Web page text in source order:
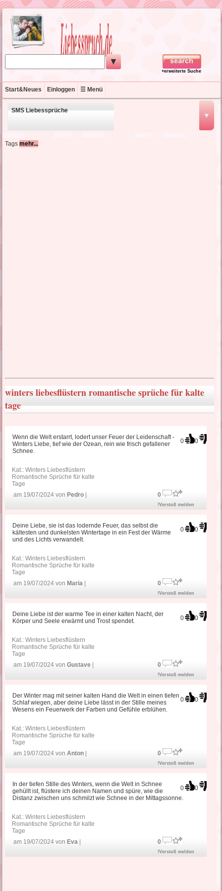
▼
+erweiterte Suche
Start&Neues Einloggen ☰ Menü
▼
SMS Liebessprüche
schöne Liebessprüche
Liebeskummer Sprüche
Tagsmehr...
winters liebesflüstern romantische sprüche für kalte
tage
0 0
Wenn die Welt erstarrt, lodert unser Feuer der Leidenschaft -
Winters Liebe, tief wie der Ozean, rein wie frisch gefallener
Schnee.
Kat.:Winters Liebesflüstern
Romantische Sprüche für kalte
Tage
am 19/07/2024 von Pedro 0
!Verstoß melden
0 0
Deine Liebe, sie ist das lodernde Feuer, das selbst die
kältesten und dunkelsten Wintertage in ein Fest der Wärme
und des Lichts verwandelt.
Kat.:Winters Liebesflüstern
Romantische Sprüche für kalte
Tage
am 19/07/2024 von Maria 0
!Verstoß melden
0 0
Deine Liebe ist der warme Tee in einer kalten Nacht, der
Körper und Seele erwärmt und Trost spendet.
Kat.:Winters Liebesflüstern
Romantische Sprüche für kalte
Tage
am 19/07/2024 vonGustave 0
!Verstoß melden
0 0
Der Winter mag mit seiner kalten Hand die Welt in einen tiefen
Schlaf wiegen, aber deine Liebe lässt in der Stille meines
Wesens ein Feuerwerk der Farben und Gefühle erblühen.
Kat.:Winters Liebesflüstern
Romantische Sprüche für kalte
Tage
am 19/07/2024 vonAnton 0
!Verstoß melden
0 0
In der tiefen Stille des Winters, wenn die Welt in Schnee
gehüllt ist, flüstere ich deinen Namen und spüre, wie die
Distanz zwischen uns schmilzt wie Schnee in der Mittagssonne.
Kat.:Winters Liebesflüstern
Romantische Sprüche für kalte
Tage
am 19/07/2024 von Eva 0
!Verstoß melden